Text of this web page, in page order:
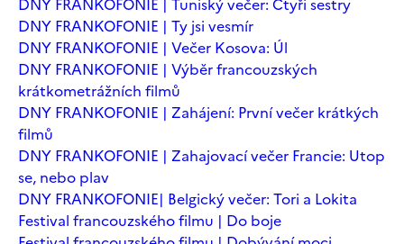
DNY FRANKOFONIE | Ty jsi vesmír
DNY FRANKOFONIE | Večer Kosova: Úl
DNY FRANKOFONIE | Výběr francouzských
krátkometrážních filmů
DNY FRANKOFONIE | Zahájení: První večer krátkých
filmů
DNY FRANKOFONIE | Zahajovací večer Francie: Utop
se, nebo plav
DNY FRANKOFONIE| Belgický večer: Tori a Lokita
Festival francouzského filmu | Do boje